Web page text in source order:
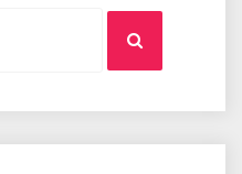
Search